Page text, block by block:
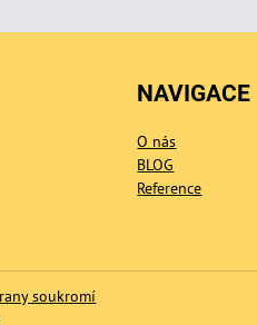
NAVIGACE
O nás
BLOG
Reference
soukromí